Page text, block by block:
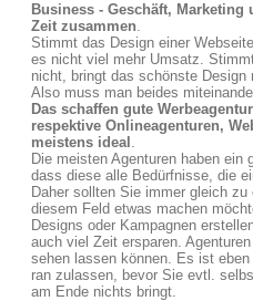
Business - Geschäft,
Zeit zusammen.
Stimmt das Design einer
es nicht viel mehr Umsatz.
nicht, bringt das schönste Design
Also muss man beides
Das schaffen gute
respektive Onlineagenturen,
meistens ideal .
Die meisten Agenturen haben
dass diese alle Bedürfnisse, die
Daher sollten Sie immer gleich
diesem Feld etwas machen
Designs oder Kampagnen
auch viel Zeit ersparen.
sehen lassen können. Es ist
ran zulassen, bevor Sie evtl.
am Ende nichts bringt.